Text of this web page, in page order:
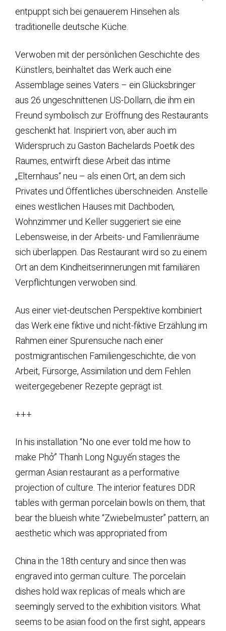
entpuppt sich bei genauerem Hinsehen als
traditionelle deutsche Küche.
Verwoben mit der persönlichen Geschichte des
Künstlers, beinhaltet das Werk auch eine
Assemblage seines Vaters – ein Glücksbringer
aus 26 ungeschnittenen US-Dollarn, die ihm ein
Freund symbolisch zur Eröffnung des Restaurants
geschenkt hat. Inspiriert von, aber auch im
Widerspruch zu Gaston Bachelards Poetik des
Raumes, entwirft diese Arbeit das intime
„Elternhaus“ neu – als einen Ort, an dem sich
Privates und Öffentliches überschneiden. Anstelle
eines westlichen Hauses mit Dachboden,
Wohnzimmer und Keller suggeriert sie eine
Lebensweise, in der Arbeits- und Familienräume
sich überlappen. Das Restaurant wird so zu einem
Ort an dem Kindheitserinnerungen mit familiären
Verpflichtungen verwoben sind.
Aus einer viet-deutschen Perspektive kombiniert
das Werk eine fiktive und nicht-fiktive Erzählung im
Rahmen einer Spurensuche nach einer
postmigrantischen Familiengeschichte, die von
Arbeit, Fürsorge, Assimilation und dem Fehlen
weitergegebener Rezepte geprägt ist.
+++
In his installation “No one ever told me how to
make Phở” Thanh Long Nguyến stages the
german Asian restaurant as a performative
projection of culture. The interior features DDR
tables with german porcelain bowls on them, that
bear the blueish white “Zwiebelmuster” pattern, an
aesthetic which was appropriated from
China in the 18th century and since then was
engraved into german culture. The porcelain
dishes hold wax replicas of meals which are
seemingly served to the exhibition visitors. What
seems to be asian food on the first sight, appears